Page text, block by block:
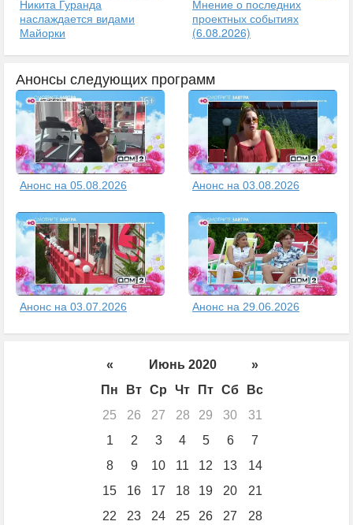
Никита Гуранда
наслаждается видами
Майорки
Мнение о последних
проектных событиях
(6.08.2026)
Анонсы следующих программ
Анонс на 05.08.2026 Анонс на 03.08.2026
Анонс на 03.07.2026 Анонс на 29.06.2026
« Июнь 2020
»
Пн
Вт Ср Чт Пт Сб
Вс
25
26 27 28 29 30
31
1
2 3 4 5 6
7
8
9 10 11 12 13
14
15
16 17 18 19 20
21
22
23 24 25 26 27 28